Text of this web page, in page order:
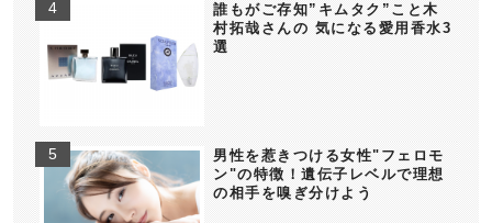
誰もがご存知”キムタク”こと木
村拓哉さんの 気になる愛用香水3
選
男性を惹きつける女性"フェロモ
ン"の特徴！遺伝子レベルで理想
の相手を嗅ぎ分けよう